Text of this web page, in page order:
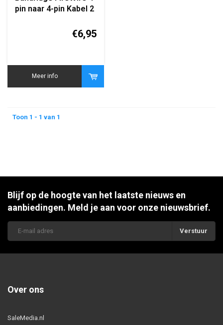
pin naar 4-pin Kabel 2
€6,95
Meer info
Toon 1 - 1 van 1
Blijf op de hoogte van het laatste nieuws en
aanbiedingen. Meld je aan voor onze nieuwsbrief.
Verstuur
Over ons
SaleMedia.nl